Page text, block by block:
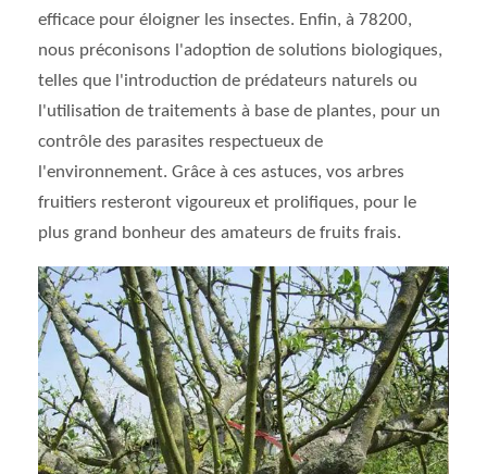
efficace pour éloigner les insectes. Enfin, à 78200,
nous préconisons l'adoption de solutions biologiques,
telles que l'introduction de prédateurs naturels ou
l'utilisation de traitements à base de plantes, pour un
contrôle des parasites respectueux de
l'environnement. Grâce à ces astuces, vos arbres
fruitiers resteront vigoureux et prolifiques, pour le
plus grand bonheur des amateurs de fruits frais.